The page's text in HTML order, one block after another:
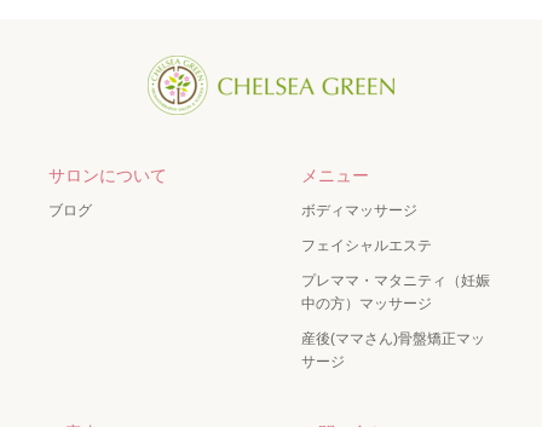
サロンについて
ブログ
メニュー
ボディマッサージ
フェイシャルエステ
プレママ・マタニティ（妊娠
中の方）マッサージ
産後(ママさん)骨盤矯正マッ
サージ